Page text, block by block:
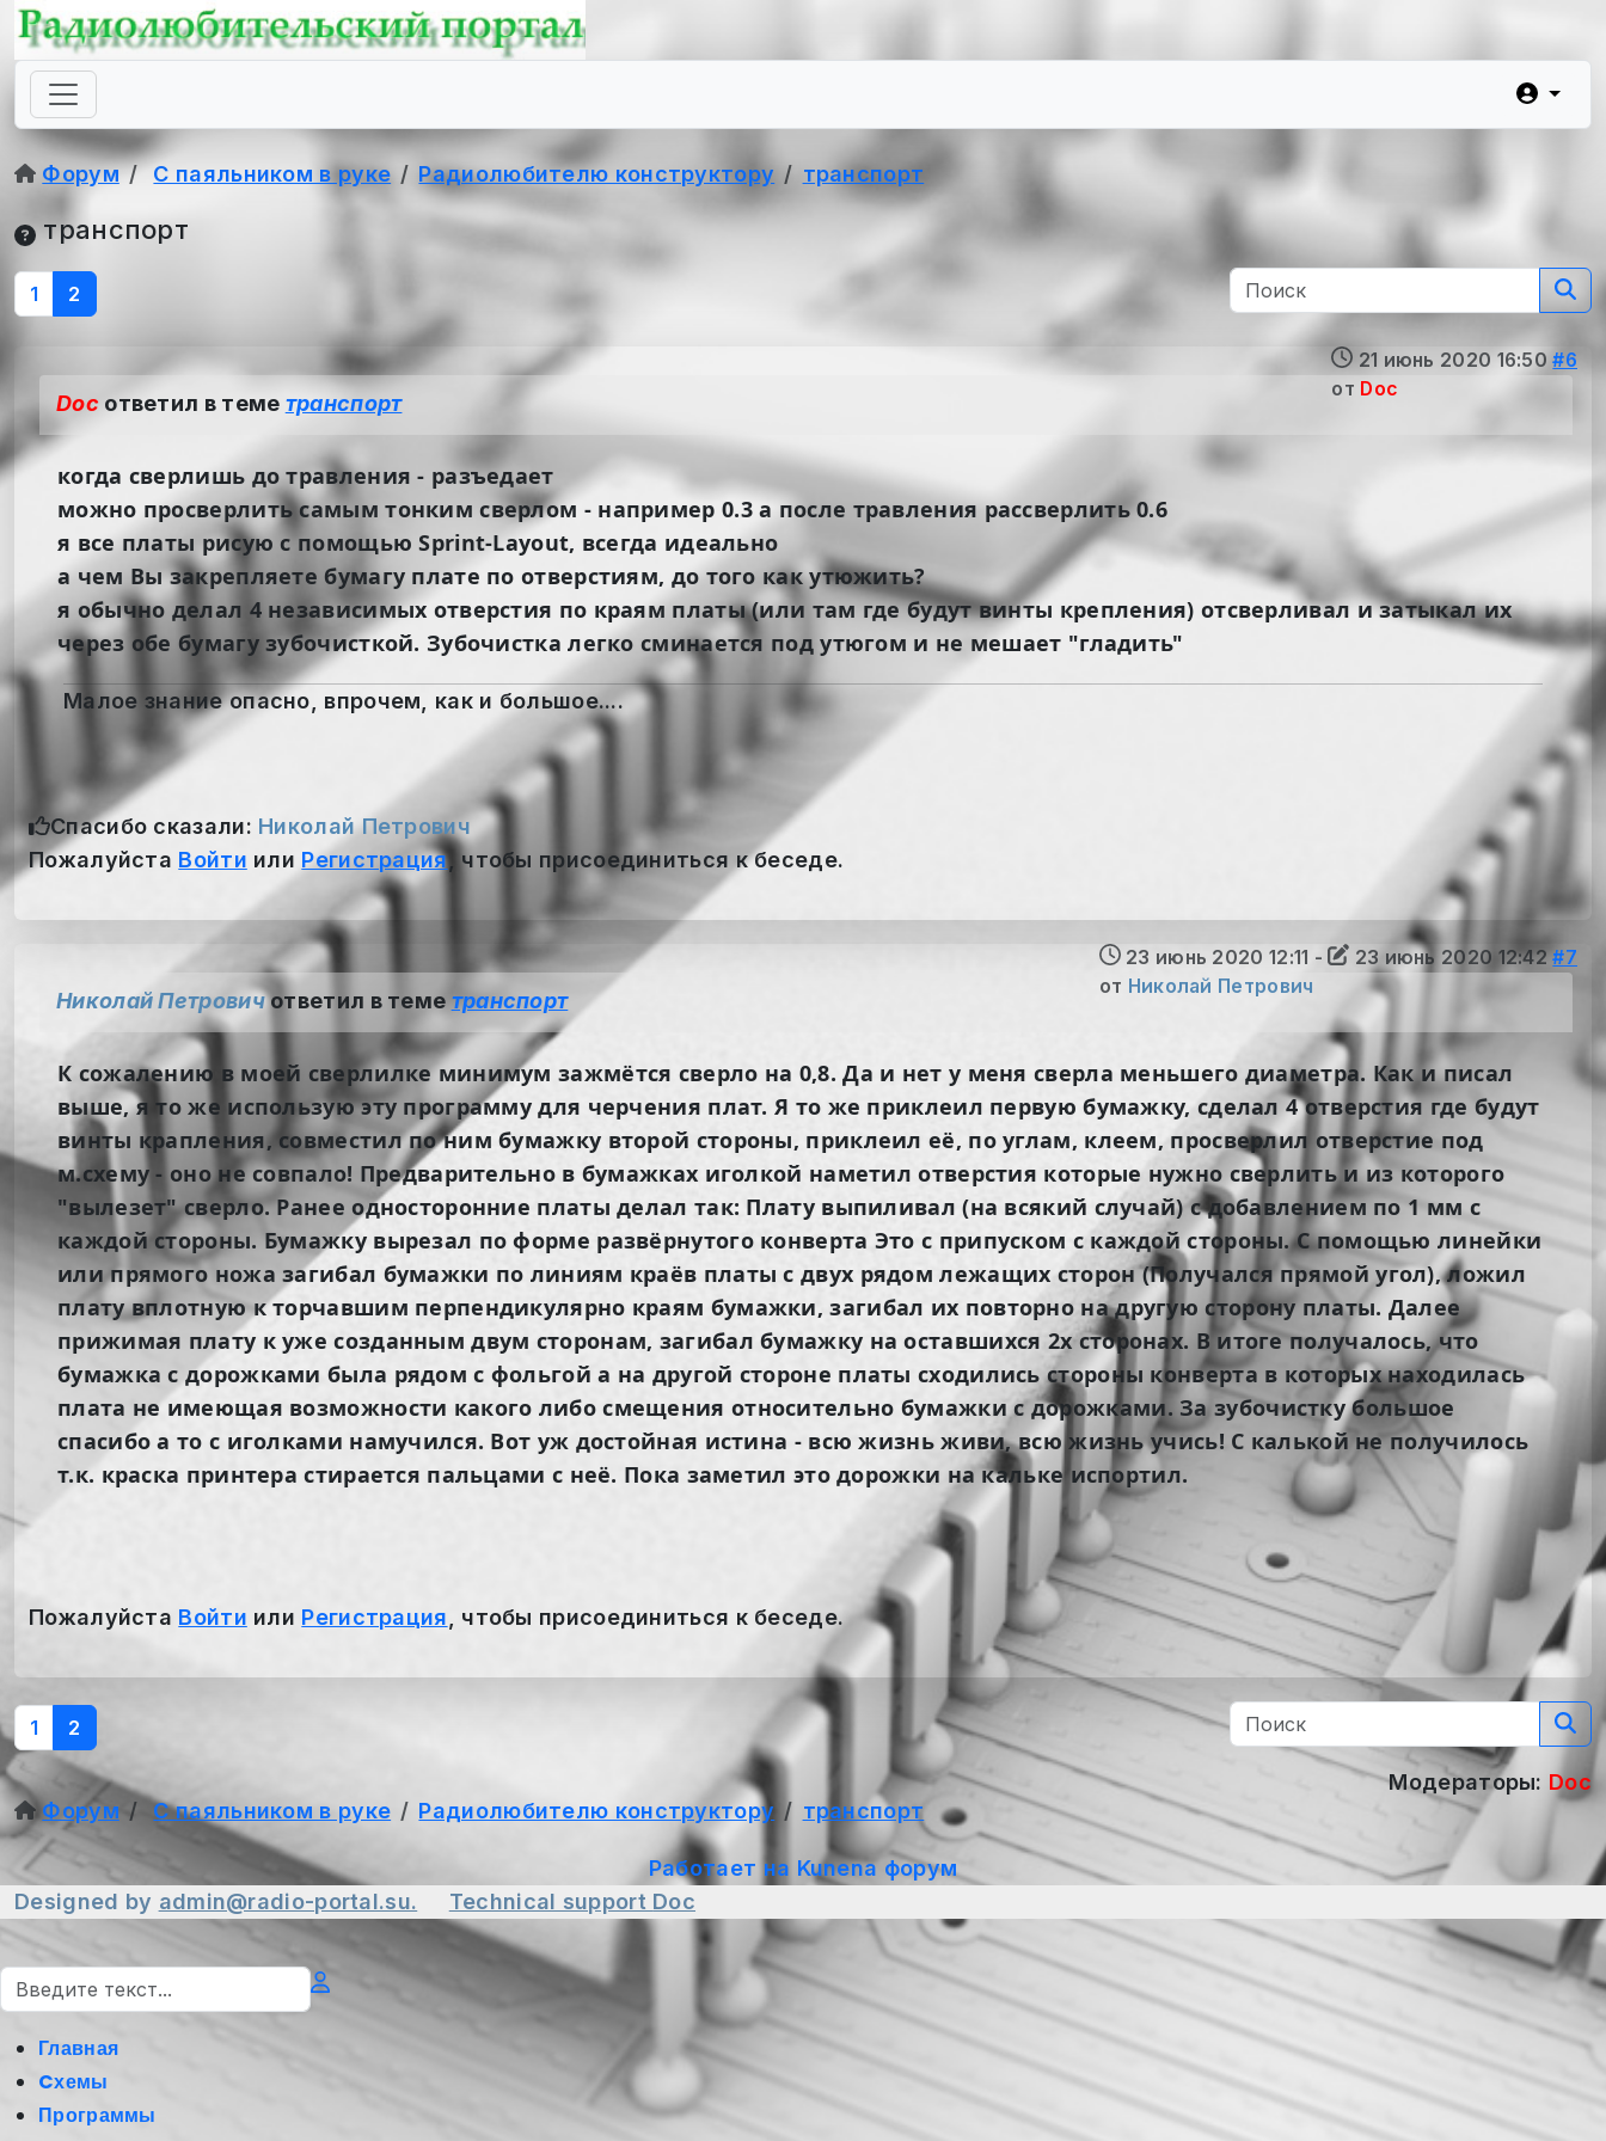
Форум С паяльником в руке Радиолюбителю конструктору транспорт
транспорт
1 2
21 июнь 2020 16:50 #6
от Doc
Doc ответил в теме транспорт
когда сверлишь до травления - разъедает
можно просверлить самым тонким сверлом - например 0.3 а после травления рассверлить 0.6
я все платы рисую с помощью Sprint-Layout, всегда идеально
а чем Вы закрепляете бумагу плате по отверстиям, до того как утюжить?
я обычно делал 4 независимых отверстия по краям платы (или там где будут винты крепления) отсверливал и затыкал их
через обе бумагу зубочисткой. Зубочистка легко сминается под утюгом и не мешает "гладить"
Малое знание опасно, впрочем, как и большое....
Спасибо сказали: Николай Петрович
Пожалуйста Войти или Регистрация, чтобы присоединиться к беседе.
23 июнь 2020 12:11 - 23 июнь 2020 12:42 #7
от Николай Петрович
Николай Петровичответил в теме транспорт
К сожалению в моей сверлилке минимум зажмётся сверло на 0,8. Да и нет у меня сверла меньшего диаметра. Как и писал
выше, я то же использую эту программу для черчения плат. Я то же приклеил первую бумажку, сделал 4 отверстия где будут
винты крапления, совместил по ним бумажку второй стороны, приклеил её, по углам, клеем, просверлил отверстие под
м.схему - оно не совпало! Предварительно в бумажках иголкой наметил отверстия которые нужно сверлить и из которого
"вылезет" сверло. Ранее односторонние платы делал так: Плату выпиливал (на всякий случай) с добавлением по 1 мм с
каждой стороны. Бумажку вырезал по форме развёрнутого конверта Это с припуском с каждой стороны. С помощью линейки
или прямого ножа загибал бумажки по линиям краёв платы с двух рядом лежащих сторон (Получался прямой угол), ложил
плату вплотную к торчавшим перпендикулярно краям бумажки, загибал их повторно на другую сторону платы. Далее
прижимая плату к уже созданным двум сторонам, загибал бумажку на оставшихся 2х сторонах. В итоге получалось, что
бумажка с дорожками была рядом с фольгой а на другой стороне платы сходились стороны конверта в которых находилась
плата не имеющая возможности какого либо смещения относительно бумажки с дорожками. За зубочистку большое
спасибо а то с иголками намучился. Вот уж достойная истина - всю жизнь живи, всю жизнь учись! С калькой не получилось
т.к. краска принтера стирается пальцами с неё. Пока заметил это дорожки на кальке испортил.
Пожалуйста Войти или Регистрация , чтобы присоединиться к беседе.
1 2
Модераторы: Doc
Форум
С паяльником в руке Радиолюбителю конструктору транспорт
Работает на Kunena форум
Designed by admin@radio-portal.su. Technical support Doc
Поиск
Главная
Cхемы
Программы